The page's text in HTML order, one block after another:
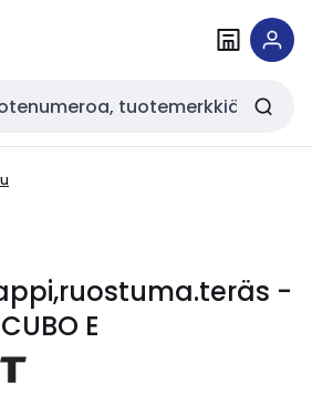
-
E